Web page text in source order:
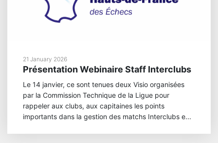
21 January 2026
Présentation Webinaire Staff Interclubs
Le 14 janvier, ce sont tenues deux Visio organisées
par la Commission Technique de la Ligue pour
rappeler aux clubs, aux capitaines les points
importants dans la gestion des matchs Interclubs e...